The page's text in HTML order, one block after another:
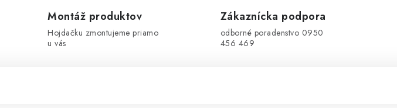
Montáž produktov
Hojdačku zmontujeme priamo
u vás
Zákaznícka podpora
odborné poradenstvo 0950
456 469